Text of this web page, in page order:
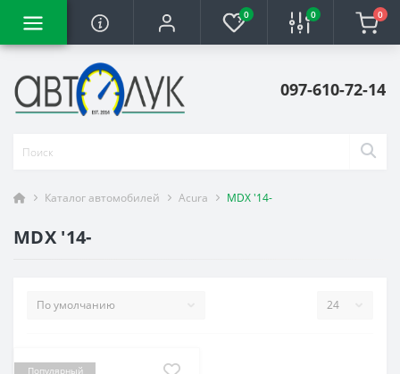
0 0 0
097-610-72-14
Каталог автомобилей Acura MDX '14-
MDX '14-
Популярный